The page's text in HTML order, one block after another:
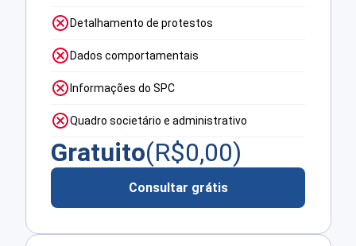
Detalhamento de protestos
Dados comportamentais
Informações do SPC
Quadro societário e administrativo
Gratuito(R$0,00)
Consultar grátis